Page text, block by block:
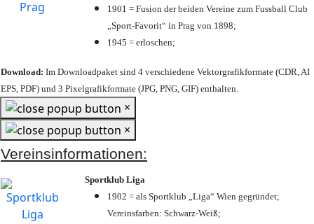
1901 = Fusion der beiden Vereine zum Fussball Club
„Sport-Favorit“ in Prag von 1898;
1945 = erloschen;
Download: Im Downloadpaket sind 4 verschiedene Vektorgrafikformate (CDR, AI
EPS, PDF) und 3 Pixelgrafikformate (JPG, PNG, GIF) enthalten.
×
×
Vereinsinformationen:
Sportklub Liga
1902 = als Sportklub „Liga“ Wien gegründet;
Vereinsfarben: Schwarz-Weiß;